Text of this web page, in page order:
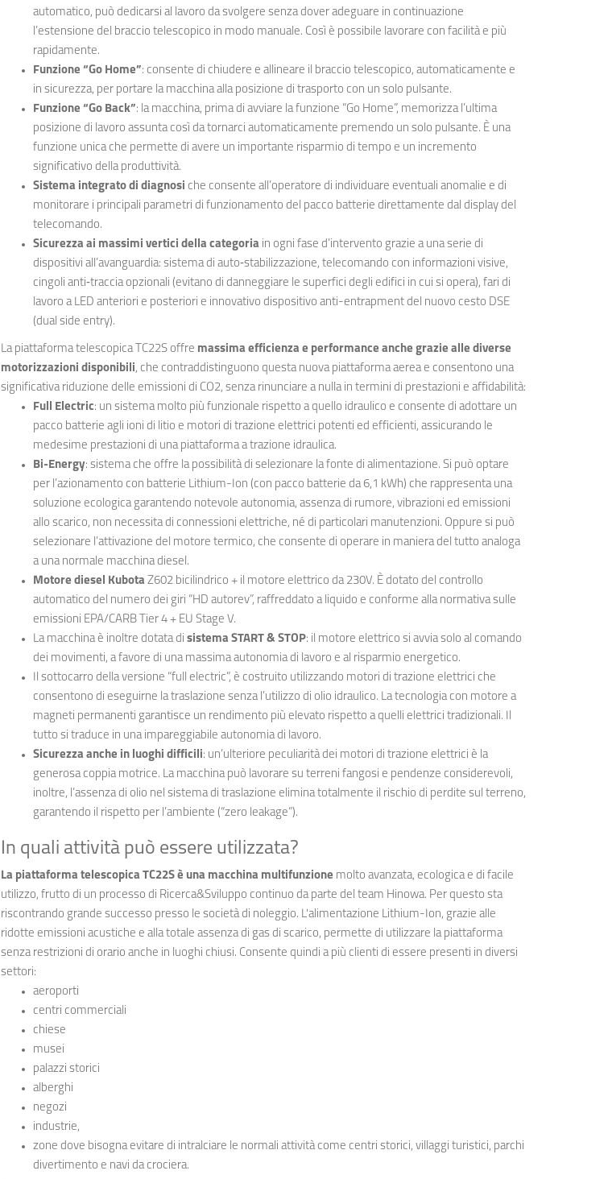
automatico, può dedicarsi al lavoro da svolgere senza dover adeguare in continuazione
l’estensione del braccio telescopico in modo manuale. Così è possibile lavorare con facilità e più
rapidamente.
Funzione “Go Home”: consente di chiudere e allineare il braccio telescopico, automaticamente e
in sicurezza, per portare la macchina alla posizione di trasporto con un solo pulsante.
Funzione “Go Back”: la macchina, prima di avviare la funzione “Go Home”, memorizza l’ultima
posizione di lavoro assunta così da tornarci automaticamente premendo un solo pulsante. È una
funzione unica che permette di avere un importante risparmio di tempo e un incremento
significativo della produttività.
Sistema integrato di diagnosi che consente all’operatore di individuare eventuali anomalie e di
monitorare i principali parametri di funzionamento del pacco batterie direttamente dal display del
telecomando.
Sicurezza ai massimi vertici della categoria in ogni fase d’intervento grazie a una serie di
dispositivi all’avanguardia: sistema di auto‐stabilizzazione, telecomando con informazioni visive,
cingoli anti‐traccia opzionali (evitano di danneggiare le superfici degli edifici in cui si opera), fari di
lavoro a LED anteriori e posteriori e innovativo dispositivo anti-entrapment del nuovo cesto DSE
(dual side entry).
La piattaforma telescopica TC22S offre massima efficienza e performance anche grazie alle diverse
motorizzazioni disponibili, che contraddistinguono questa nuova piattaforma aerea e consentono una
significativa riduzione delle emissioni di CO2, senza rinunciare a nulla in termini di prestazioni e affidabilità:
Full Electric: un sistema molto più funzionale rispetto a quello idraulico e consente di adottare un
pacco batterie agli ioni di litio e motori di trazione elettrici potenti ed efficienti, assicurando le
medesime prestazioni di una piattaforma a trazione idraulica.
Bi-Energy: sistema che offre la possibilità di selezionare la fonte di alimentazione. Si può optare
per l’azionamento con batterie Lithium-Ion (con pacco batterie da 6,1 kWh) che rappresenta una
soluzione ecologica garantendo notevole autonomia, assenza di rumore, vibrazioni ed emissioni
allo scarico, non necessita di connessioni elettriche, né di particolari manutenzioni. Oppure si può
selezionare l’attivazione del motore termico, che consente di operare in maniera del tutto analoga
a una normale macchina diesel.
Motore diesel Kubota Z602 bicilindrico + il motore elettrico da 230V. È dotato del controllo
automatico del numero dei giri “HD autorev”, raffreddato a liquido e conforme alla normativa sulle
emissioni EPA/CARB Tier 4 + EU Stage V.
La macchina è inoltre dotata di sistema START & STOP: il motore elettrico si avvia solo al comando
dei movimenti, a favore di una massima autonomia di lavoro e al risparmio energetico.
Il sottocarro della versione “full electric”, è costruito utilizzando motori di trazione elettrici che
consentono di eseguirne la traslazione senza l’utilizzo di olio idraulico. La tecnologia con motore a
magneti permanenti garantisce un rendimento più elevato rispetto a quelli elettrici tradizionali. Il
tutto si traduce in una impareggiabile autonomia di lavoro.
Sicurezza anche in luoghi difficili: un’ulteriore peculiarità dei motori di trazione elettrici è la
generosa coppia motrice. La macchina può lavorare su terreni fangosi e pendenze considerevoli,
inoltre, l’assenza di olio nel sistema di traslazione elimina totalmente il rischio di perdite sul terreno,
garantendo il rispetto per l’ambiente (“zero leakage”).
In quali attività può essere utilizzata?
La piattaforma telescopica TC22S è una macchina multifunzione molto avanzata, ecologica e di facile
utilizzo, frutto di un processo di Ricerca&Sviluppo continuo da parte del team Hinowa. Per questo sta
riscontrando grande successo presso le società di noleggio. L'alimentazione Lithium-Ion, grazie alle
ridotte emissioni acustiche e alla totale assenza di gas di scarico, permette di utilizzare la piattaforma
senza restrizioni di orario anche in luoghi chiusi. Consente quindi a più clienti di essere presenti in diversi
settori:
aeroporti
centri commerciali
chiese
musei
palazzi storici
alberghi
negozi
industrie,
zone dove bisogna evitare di intralciare le normali attività come centri storici, villaggi turistici, parchi
divertimento e navi da crociera.